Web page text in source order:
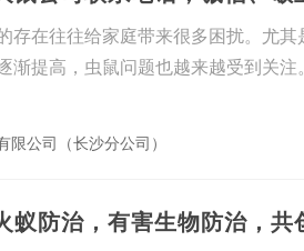
存在往往给家庭带来很多困扰。尤
渐提高，虫鼠问题也越来越受到关
限公司（长沙分公司）
蚁防治，有害生物防治，共